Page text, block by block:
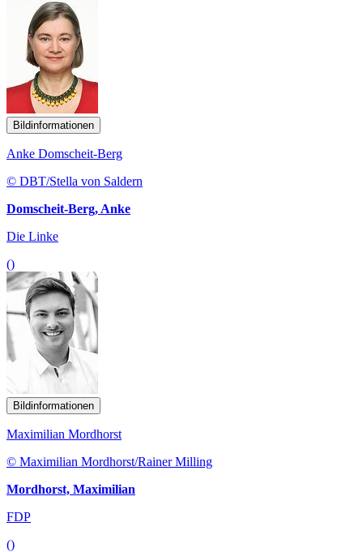
Bildinformationen
Anke Domscheit-Berg
© DBT/Stella von Saldern
Domscheit-Berg, Anke
Die Linke
()
Bildinformationen
Maximilian Mordhorst
© Maximilian Mordhorst/Rainer Milling
Mordhorst, Maximilian
FDP
()